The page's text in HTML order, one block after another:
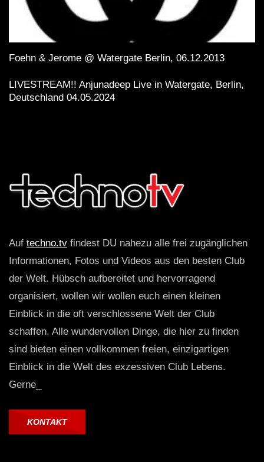
Foehn & Jerome @ Watergate Berlin, 06.12.2013
LIVESTREAM!! Anjunadeep Live in Watergate, Berlin,
Deutschland 04.05.2024
Auf techno.tv findest DU nahezu alle frei zugänglichen
Informationen, Fotos und Videos aus den besten Club
der Welt. Hübsch aufbereitet und hervorragend
organisiert, wollen wir wollen euch einen kleinen
Einblick in die oft verschlossene Welt der Club
schaffen. Alle wundervollen Dinge, die hier zu finden
sind bieten einen vollkommen freien, einzigartigen
Einblick in die Welt des exzessiven Club Lebens.
Gerne_
KONTAKT